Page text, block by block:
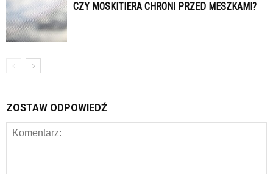
CZY MOSKITIERA CHRONI PRZED MESZKAMI?
ZOSTAW ODPOWIEDŹ